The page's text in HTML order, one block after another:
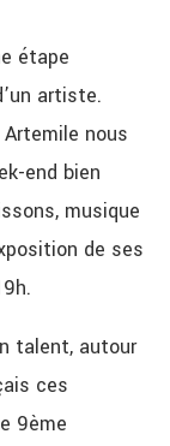
étape
artiste.
nous
end bien
musique
de ses
talent, autour
ces
9ème